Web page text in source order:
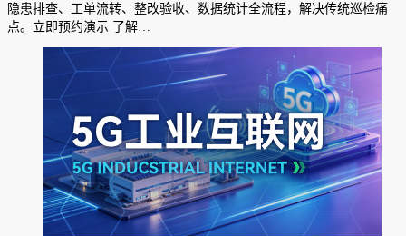
隐患排查、工单流转、整改验收、数据统计全流程，解决传统巡检痛
点。立即预约演示 了解…